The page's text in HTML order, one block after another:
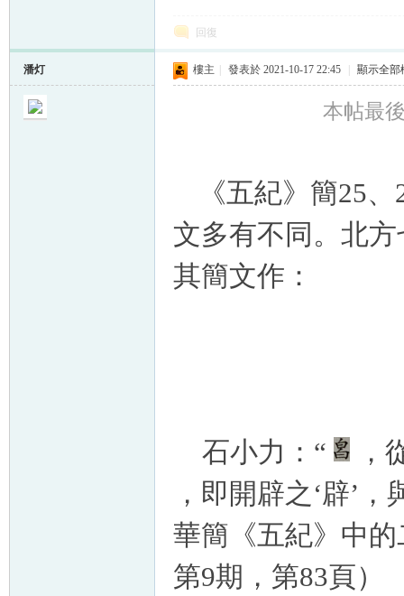
回復
潘灯 樓主 發表於 2021-10-17 22:45 顯示全部
本帖最
《五紀》簡25
文多有不同。北
其簡文作：
石小力：“
，
，即開辟之‘辟’
華簡《五紀》中
第9期，第83頁）